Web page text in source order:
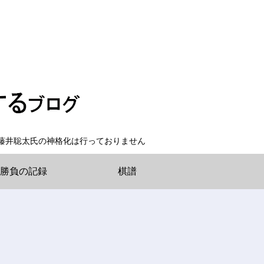
聡太氏の神格化は行っておりません
勝負の記録 棋譜